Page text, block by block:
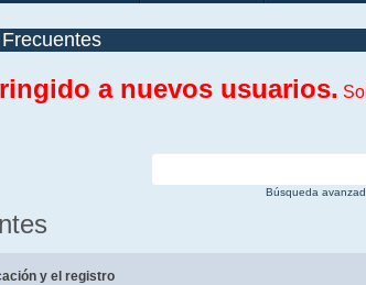
a nuevos usuarios.
Búsqueda
y el registro